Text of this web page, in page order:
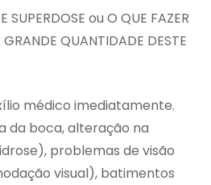
SUPERDOSE ou O QUE FAZER
QUANTIDADE DESTE
médico imediatamente.
da boca, alteração na
problemas de visão
visual), batimentos